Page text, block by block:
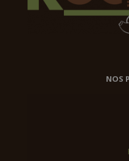
NOS